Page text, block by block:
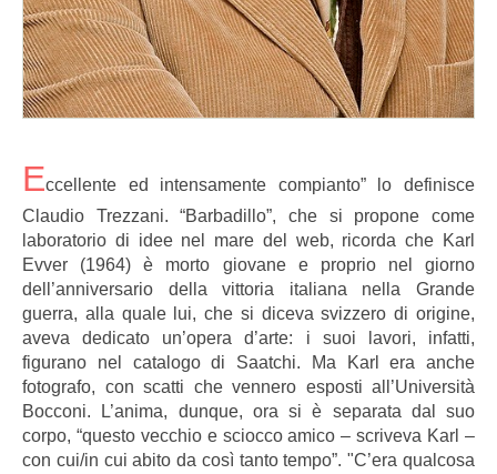
Eccellente ed intensamente compianto” lo definisce
Claudio Trezzani. “Barbadillo”, che si propone come
laboratorio di idee nel mare del web, ricorda che Karl
Evver (1964) è morto giovane e proprio nel giorno
dell’anniversario della vittoria italiana nella Grande
guerra, alla quale lui, che si diceva svizzero di origine,
aveva dedicato un’opera d’arte: i suoi lavori, infatti,
figurano nel catalogo di Saatchi. Ma Karl era anche
fotografo, con scatti che vennero esposti all’Università
Bocconi. L’anima, dunque, ora si è separata dal suo
corpo, “questo vecchio e sciocco amico – scriveva Karl –
con cui/in cui abito da così tanto tempo”. "C’era qualcosa